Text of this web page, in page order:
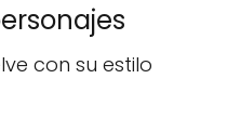
con su estilo